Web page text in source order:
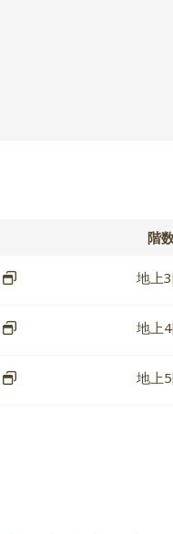
階
地上
地上
地上